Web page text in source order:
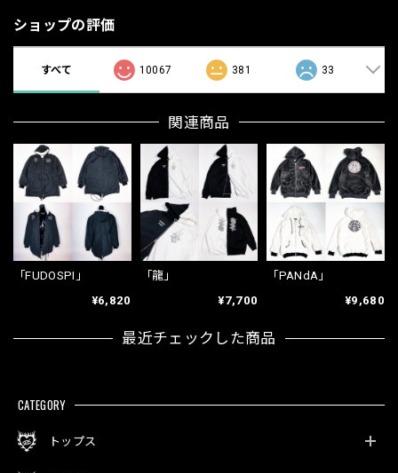
ショップの評価
すべて 10067 381 33
関連商品
「FUDOSPI」
¥6,820
「龍」
¥7,700
「PANdA」
¥9,680
最近チェックした商品
CATEGORY
トップス